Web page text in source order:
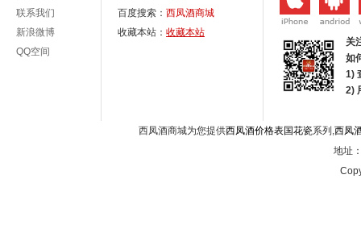
联系我们
新浪微博
QQ空间
百度搜索： 西凤酒商城
收藏本站： 收藏本站
关
如
1)
2)
西凤酒商城为您提供西凤酒价格表国花瓷系列, 西凤
地址